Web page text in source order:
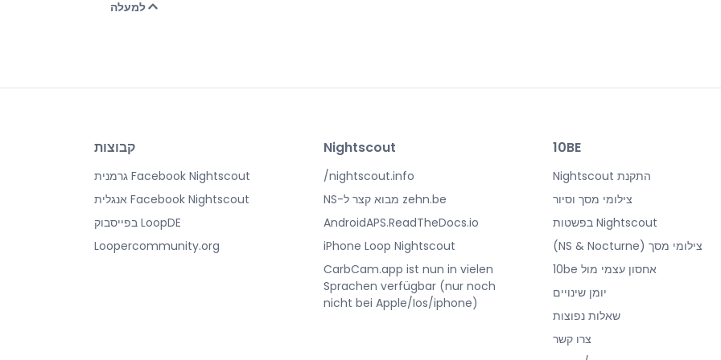
למעלה
10BE
התקנת Nightscout
צילומי מסך וסיור
Nightscout בפשטות
צילומי מסך (NS & Nocturne)
אחסון עצמי מול 10be
יומן שינויים
שאלות נפוצות
צרו קשר
Nightscout
nightscout.info/
zehn.be מבוא קצר ל-NS
AndroidAPS.ReadTheDocs.io
iPhone Loop Nightscout
CarbCam.app ist nun in vielen
Sprachen verfügbar (nur noch
nicht bei Apple/Ios/iphone)
קבוצות
Facebook Nightscout גרמנית
Facebook Nightscout אנגלית
LoopDE בפייסבוק
Loopercommunity.org